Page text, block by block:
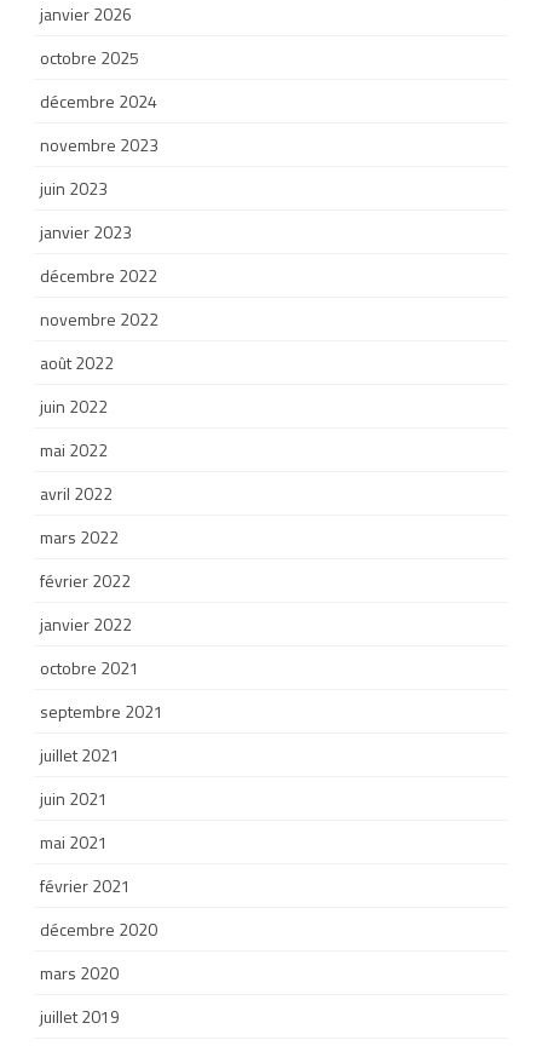
janvier 2026
octobre 2025
décembre 2024
novembre 2023
juin 2023
janvier 2023
décembre 2022
novembre 2022
août 2022
juin 2022
mai 2022
avril 2022
mars 2022
février 2022
janvier 2022
octobre 2021
septembre 2021
juillet 2021
juin 2021
mai 2021
février 2021
décembre 2020
mars 2020
juillet 2019